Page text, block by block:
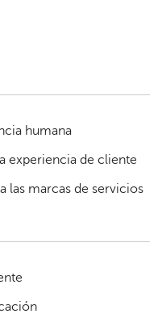
humana
experiencia de cliente
las marcas de servicios